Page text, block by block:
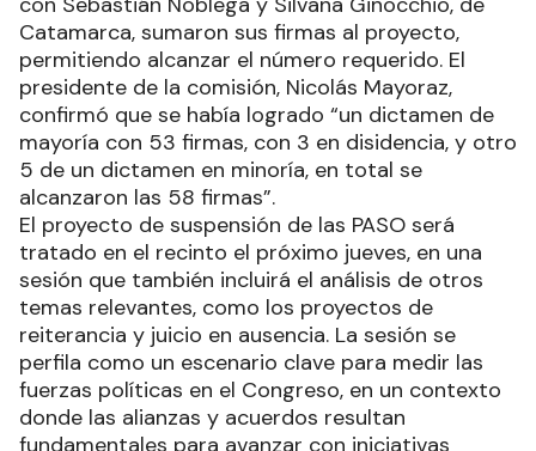
Catamarca, sumaron sus firmas al proyecto,
permitiendo alcanzar el número requerido. El
presidente de la comisión, Nicolás Mayoraz,
confirmó que se había logrado “un dictamen de
mayoría con 53 firmas, con 3 en disidencia, y otro
5 de un dictamen en minoría, en total se
alcanzaron las 58 firmas”.
El proyecto de suspensión de las PASO será
tratado en el recinto el próximo jueves, en una
sesión que también incluirá el análisis de otros
temas relevantes, como los proyectos de
reiterancia y juicio en ausencia. La sesión se
perfila como un escenario clave para medir las
fuerzas políticas en el Congreso, en un contexto
donde las alianzas y acuerdos resultan
fundamentales para avanzar con iniciativas